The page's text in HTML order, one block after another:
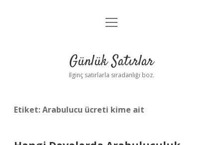
Anasayfa
Yasal Uyarı
menüyü
Günlük Satırlar
İlginç satırlarla sıradanlığı boz.
Etiket:Arabulucu ücreti kime ait